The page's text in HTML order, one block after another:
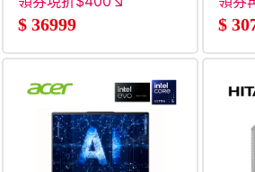
8G&#47;W11)
$ 36999 $